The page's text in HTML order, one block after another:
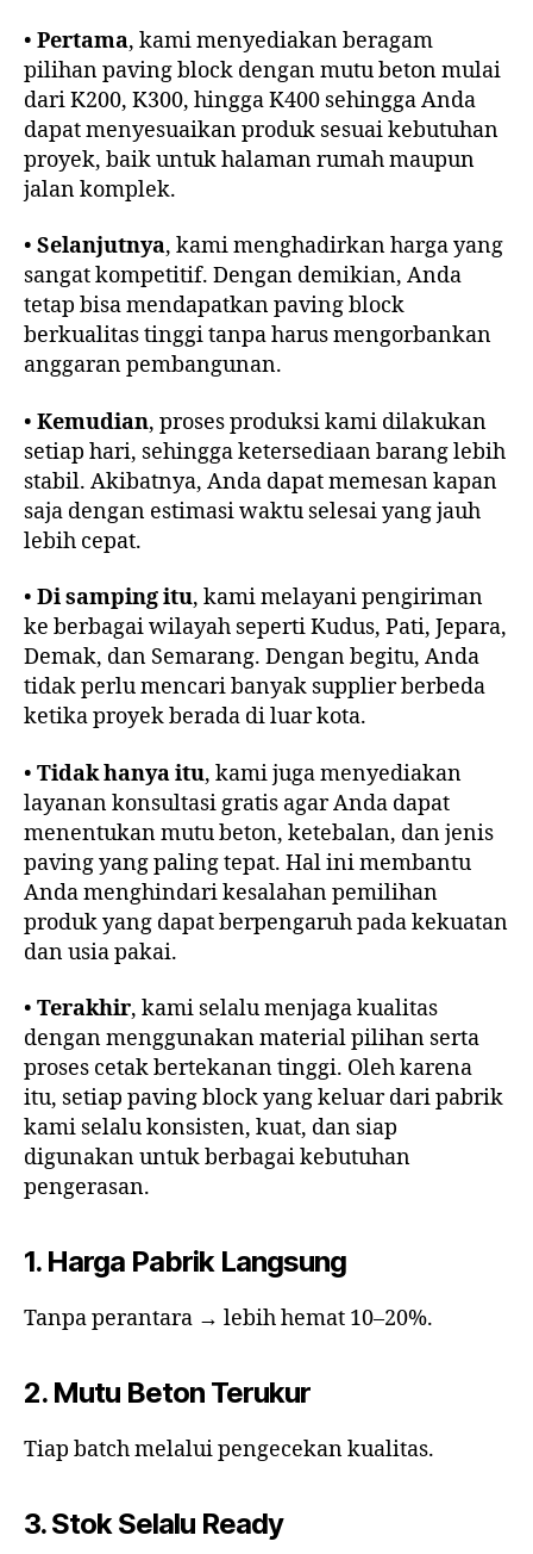
• Pertama, kami menyediakan beragam
pilihan paving block dengan mutu beton mulai
dari K200, K300, hingga K400 sehingga Anda
dapat menyesuaikan produk sesuai kebutuhan
proyek, baik untuk halaman rumah maupun
jalan komplek.
• Selanjutnya, kami menghadirkan harga yang
sangat kompetitif. Dengan demikian, Anda
tetap bisa mendapatkan paving block
berkualitas tinggi tanpa harus mengorbankan
anggaran pembangunan.
• Kemudian, proses produksi kami dilakukan
setiap hari, sehingga ketersediaan barang lebih
stabil. Akibatnya, Anda dapat memesan kapan
saja dengan estimasi waktu selesai yang jauh
lebih cepat.
• Di samping itu, kami melayani pengiriman
ke berbagai wilayah seperti Kudus, Pati, Jepara,
Demak, dan Semarang. Dengan begitu, Anda
tidak perlu mencari banyak supplier berbeda
ketika proyek berada di luar kota.
• Tidak hanya itu, kami juga menyediakan
layanan konsultasi gratis agar Anda dapat
menentukan mutu beton, ketebalan, dan jenis
paving yang paling tepat. Hal ini membantu
Anda menghindari kesalahan pemilihan
produk yang dapat berpengaruh pada kekuatan
dan usia pakai.
• Terakhir, kami selalu menjaga kualitas
dengan menggunakan material pilihan serta
proses cetak bertekanan tinggi. Oleh karena
itu, setiap paving block yang keluar dari pabrik
kami selalu konsisten, kuat, dan siap
digunakan untuk berbagai kebutuhan
pengerasan.
1. Harga Pabrik Langsung
Tanpa perantara → lebih hemat 10–20%.
2. Mutu Beton Terukur
Tiap batch melalui pengecekan kualitas.
3. Stok Selalu Ready